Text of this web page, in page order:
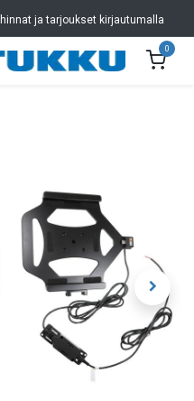
hinnat ja tarjoukset kirjautumalla
0